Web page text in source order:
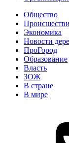
Общество
Экономика
Новости
ПроГород
Образование
Власть
ЗОЖ
В стране
В мире